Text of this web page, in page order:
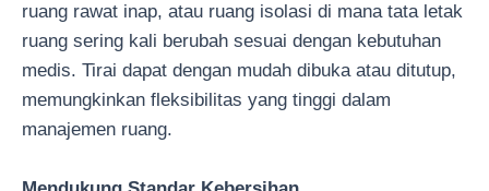
ruang rawat inap, atau ruang isolasi di mana tata letak
ruang sering kali berubah sesuai dengan kebutuhan
medis. Tirai dapat dengan mudah dibuka atau ditutup,
memungkinkan fleksibilitas yang tinggi dalam
manajemen ruang.